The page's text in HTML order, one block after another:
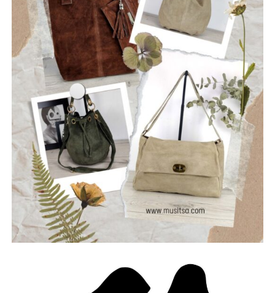
Εξασφάλιση χρηματοδότησης του προγράμματος
μέσω ευρωπαϊκών και εθνικών πόρων, όπως το ΕΣΠΑ,
το Ταμείο Ανάκαμψης, το πρόγραμμα «ΑΙΓΙΣ», τα
προγράμματα INTERREG και το Πράσινο Ταμείο, ώστε οι
απαραίτητες παρεμβάσεις να υλοποιηθούν χωρίς
επιβάρυνση των δημοτών.
Η Πολιτική Προστασία δεν είναι μια υπηρεσία που
ενεργοποιείται μόνο όταν ξεσπάσει μια πυρκαγιά. Είναι
μια συνεχής επένδυση στην ασφάλεια των ανθρώπων,
των χωριών μας, των δασών μας και της πολιτιστικής μας
κληρονομιάς.
Η Ναυπακτία μπορεί και πρέπει να γίνει πρότυπο Δήμου
στην πρόληψη και την αντιμετώπιση φυσικών
καταστροφών.